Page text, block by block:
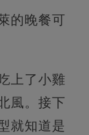
的晚餐可
上了小雞
風。接下
就知道是